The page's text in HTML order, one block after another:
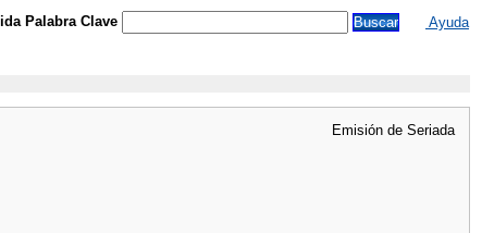
Palabra Clave Ayuda
Emisión de Seriada